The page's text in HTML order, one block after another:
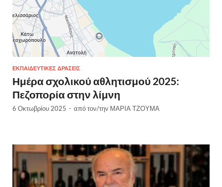
ΕΚΠΑΙΔΕΥΤΙΚΈΣ ΔΡΆΣΕΙΣ
Ημέρα σχολικού αθλητισμού 2025:
Πεζοπορία στην λίμνη
6 Οκτωβρίου 2025 - από τον/την ΜΑΡΙΑ ΤΖΟΥΜΑ